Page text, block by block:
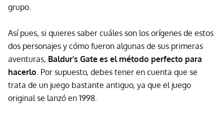
grupo.
Así pues, si quieres saber cuáles son los orígenes de estos
dos personajes y cómo fueron algunas de sus primeras
aventuras, Baldur's Gate es el método perfecto para
hacerlo. Por supuesto, debes tener en cuenta que se
trata de un juego bastante antiguo, ya que el juego
original se lanzó en 1998.